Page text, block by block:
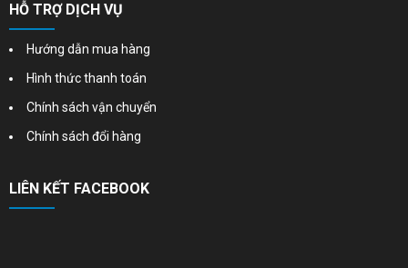
HỖ TRỢ DỊCH VỤ
Hướng dẫn mua hàng
Hình thức thanh toán
Chính sách vận chuyển
Chính sách đổi hàng
LIÊN KẾT FACEBOOK